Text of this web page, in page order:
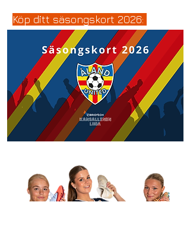
Köp ditt säsongskort 2026: